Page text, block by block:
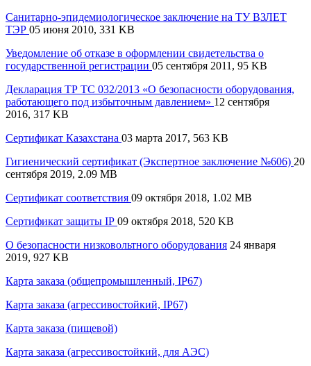
Санитарно-эпидемиологическое заключение на ТУ ВЗЛЕТ
ТЭР 05 июня 2010, 331 KB
Уведомление об отказе в оформлении свидетельства о
государственной регистрации 05 сентября 2011, 95 KB
Декларация ТР ТС 032/2013 «О безопасности оборудования,
работающего под избыточным давлением» 12 сентября
2016, 317 KB
Сертификат Казахстана 03 марта 2017, 563 KB
Гигиенический сертификат (Экспертное заключение №606) 20
сентября 2019, 2.09 MB
Сертификат соответствия 09 октября 2018, 1.02 MB
Сертификат защиты IP 09 октября 2018, 520 KB
О безопасности низковольтного оборудования 24 января
2019, 927 KB
Карта заказа (общепромышленный, IP67)
Карта заказа (агрессивостойкий, IP67)
Карта заказа (пищевой)
Карта заказа (агрессивостойкий, для АЭС)